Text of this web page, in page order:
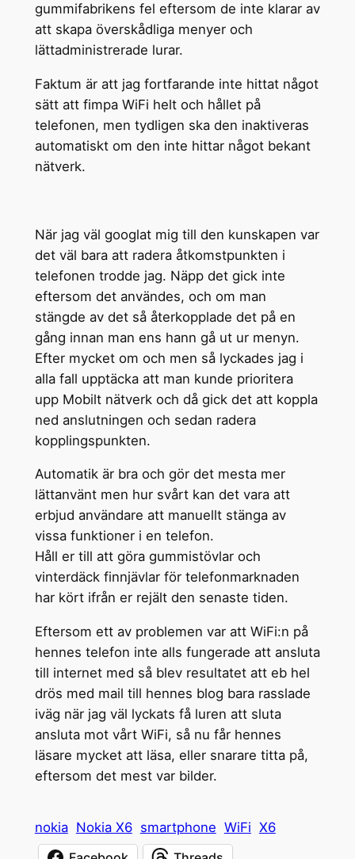
gummifabrikens fel eftersom de inte klarar av
att skapa överskådliga menyer och
lättadministrerade lurar.
Faktum är att jag fortfarande inte hittat något
sätt att fimpa WiFi helt och hållet på
telefonen, men tydligen ska den inaktiveras
automatiskt om den inte hittar något bekant
nätverk.
När jag väl googlat mig till den kunskapen var
det väl bara att radera åtkomstpunkten i
telefonen trodde jag. Näpp det gick inte
eftersom det användes, och om man
stängde av det så återkopplade det på en
gång innan man ens hann gå ut ur menyn.
Efter mycket om och men så lyckades jag i
alla fall upptäcka att man kunde prioritera
upp Mobilt nätverk och då gick det att koppla
ned anslutningen och sedan radera
kopplingspunkten.
Automatik är bra och gör det mesta mer
lättanvänt men hur svårt kan det vara att
erbjud användare att manuellt stänga av
vissa funktioner i en telefon.
Håll er till att göra gummistövlar och
vinterdäck finnjävlar för telefonmarknaden
har kört ifrån er rejält den senaste tiden.
Eftersom ett av problemen var att WiFi:n på
hennes telefon inte alls fungerade att ansluta
till internet med så blev resultatet att eb hel
drös med mail till hennes blog bara rasslade
iväg när jag väl lyckats få luren att sluta
ansluta mot vårt WiFi, så nu får hennes
läsare mycket att läsa, eller snarare titta på,
eftersom det mest var bilder.
nokia Nokia X6 smartphone WiFi X6